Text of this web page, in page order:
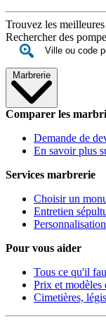
Trouvez les
Rechercher des
Marbrerie
Comparer les
Demande de
En savoir plus
Services marbrerie
Choisir un
Entretien
Pour vous aider
Tous ce qu'il
Prix et modèles
Cimetières,